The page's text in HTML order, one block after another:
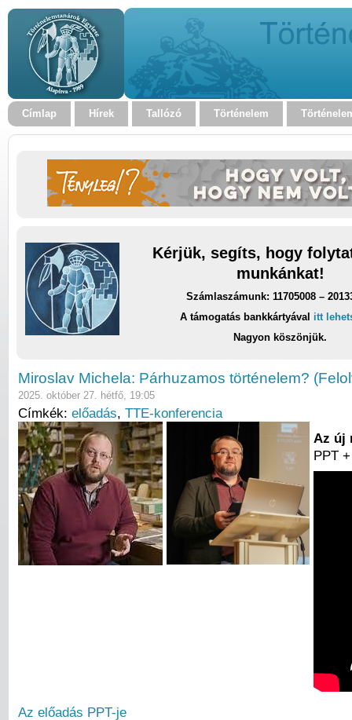
Címlap Hírek Tallózó Történelem
Kérjük, segíts, hogy
munkánkat!
Számlaszámunk: 11705008 –
A támogatás bankkártyával itt
Nagyon köszönjük.
Miroslav Michela: Párhuzamos történelem?
2025. október 27. hétfő, 19:05
Címkék: előadás, TTE-konferencia
Az új
PPT
Az előadás PPT-je